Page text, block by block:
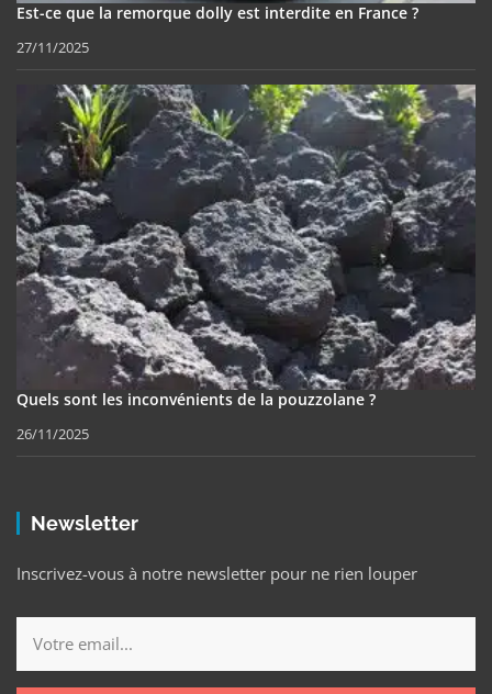
Est-ce que la remorque dolly est interdite en France ?
27/11/2025
Quels sont les inconvénients de la pouzzolane ?
26/11/2025
Newsletter
Inscrivez-vous à notre newsletter pour ne rien louper